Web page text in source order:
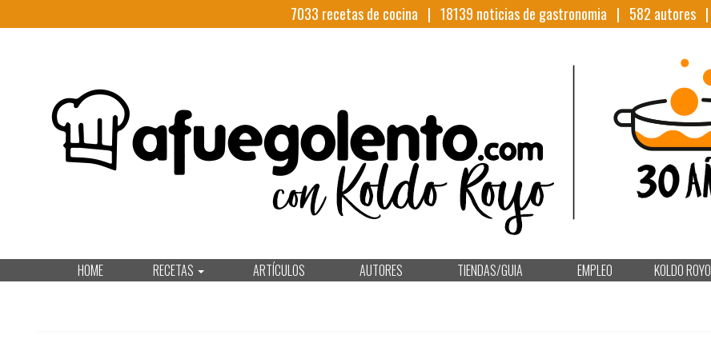
7033 recetas de cocina | 18139 noticias de gastronomia | 582 autores |
HOME RECETAS ARTÍCULOS AUTORES TIENDAS/GUIA EMPLEO KOLDO ROYO